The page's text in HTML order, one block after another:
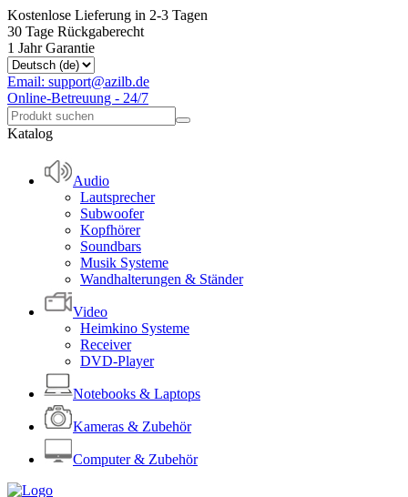
Kostenlose Lieferung in 2-3 Tagen
30 Tage Rückgaberecht
1 Jahr Garantie
Email: support@azilb.de
Online-Betreuung - 24/7
Katalog
Audio
Lautsprecher
Subwoofer
Kopfhörer
Soundbars
Musik Systeme
Wandhalterungen & Ständer
Video
Heimkino Systeme
Receiver
DVD-Player
Notebooks & Laptops
Kameras & Zubehör
Computer & Zubehör